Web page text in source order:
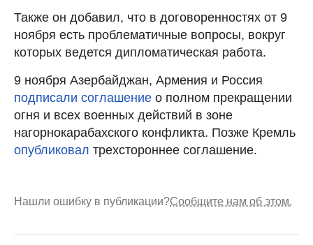
Также он добавил, что в договоренностях от 9
ноября есть проблематичные вопросы, вокруг
которых ведется дипломатическая работа.
9 ноября Азербайджан, Армения и Россия
подписали соглашение о полном прекращении
огня и всех военных действий в зоне
нагорнокарабахского конфликта. Позже Кремль
опубликовал трехстороннее соглашение.
Нашли ошибку в публикации?Сообщите нам об этом.